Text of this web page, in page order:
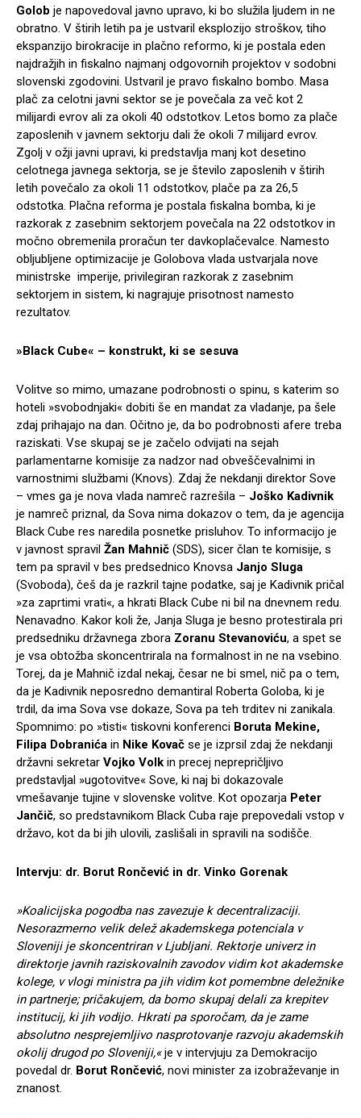
Golob je napovedoval javno upravo, ki bo služila ljudem in ne
obratno. V štirih letih pa je ustvaril eksplozijo stroškov, tiho
ekspanzijo birokracije in plačno reformo, ki je postala eden
najdražjih in fiskalno najmanj odgovornih projektov v sodobni
slovenski zgodovini. Ustvaril je pravo fiskalno bombo. Masa
plač za celotni javni sektor se je povečala za več kot 2
milijardi evrov ali za okoli 40 odstotkov. Letos bomo za plače
zaposlenih v javnem sektorju dali že okoli 7 milijard evrov.
Zgolj v ožji javni upravi, ki predstavlja manj kot desetino
celotnega javnega sektorja, se je število zaposlenih v štirih
letih povečalo za okoli 11 odstotkov, plače pa za 26,5
odstotka. Plačna reforma je postala fiskalna bomba, ki je
razkorak z zasebnim sektorjem povečala na 22 odstotkov in
močno obremenila proračun ter davkoplačevalce. Namesto
obljubljene optimizacije je Golobova vlada ustvarjala nove
ministrske imperije, privilegiran razkorak z zasebnim
sektorjem in sistem, ki nagrajuje prisotnost namesto
rezultatov.
»Black Cube« – konstrukt, ki se sesuva
Volitve so mimo, umazane podrobnosti o spinu, s katerim so
hoteli »svobodnjaki« dobiti še en mandat za vladanje, pa šele
zdaj prihajajo na dan. Očitno je, da bo podrobnosti afere treba
raziskati. Vse skupaj se je začelo odvijati na sejah
parlamentarne komisije za nadzor nad obveščevalnimi in
varnostnimi službami (Knovs). Zdaj že nekdanji direktor Sove
– vmes ga je nova vlada namreč razrešila – Joško Kadivnik
je namreč priznal, da Sova nima dokazov o tem, da je agencija
Black Cube res naredila posnetke prisluhov. To informacijo je
v javnost spravil Žan Mahnič (SDS), sicer član te komisije, s
tem pa spravil v bes predsednico Knovsa Janjo Sluga
(Svoboda), češ da je razkril tajne podatke, saj je Kadivnik pričal
»za zaprtimi vrati«, a hkrati Black Cube ni bil na dnevnem redu.
Nenavadno. Kakor koli že, Janja Sluga je besno protestirala pri
predsedniku državnega zbora Zoranu Stevanoviću, a spet se
je vsa obtožba skoncentrirala na formalnost in ne na vsebino.
Torej, da je Mahnič izdal nekaj, česar ne bi smel, nič pa o tem,
da je Kadivnik neposredno demantiral Roberta Goloba, ki je
trdil, da ima Sova vse dokaze, Sova pa teh trditev ni zanikala.
Spomnimo: po »tisti« tiskovni konferenci Boruta Mekine,
Filipa Dobranića in Nike Kovač se je izprsil zdaj že nekdanji
državni sekretar Vojko Volk in precej neprepričljivo
predstavljal »ugotovitve« Sove, ki naj bi dokazovale
vmešavanje tujine v slovenske volitve. Kot opozarja Peter
Jančič, so predstavnikom Black Cuba raje prepovedali vstop v
državo, kot da bi jih ulovili, zaslišali in spravili na sodišče.
Intervju: dr. Borut Rončević in dr. Vinko Gorenak
»Koalicijska pogodba nas zavezuje k decentralizaciji.
Nesorazmerno velik delež akademskega potenciala v
Sloveniji je skoncentriran v Ljubljani. Rektorje univerz in
direktorje javnih raziskovalnih zavodov vidim kot akademske
kolege, v vlogi ministra pa jih vidim kot pomembne deležnike
in partnerje; pričakujem, da bomo skupaj delali za krepitev
institucij, ki jih vodijo. Hkrati pa sporočam, da je zame
absolutno nesprejemljivo nasprotovanje razvoju akademskih
okolij drugod po Sloveniji,«je v intervjuju za Demokracijo
povedal dr. Borut Rončević, novi minister za izobraževanje in
znanost.